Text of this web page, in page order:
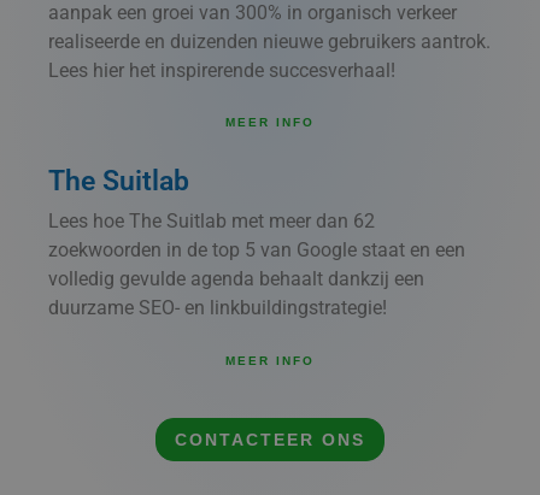
aanpak een groei van 300% in organisch verkeer
realiseerde en duizenden nieuwe gebruikers aantrok.
Lees hier het inspirerende succesverhaal!
MEER INFO
The Suitlab
Lees hoe The Suitlab met meer dan 62
zoekwoorden in de top 5 van Google staat en een
volledig gevulde agenda behaalt dankzij een
duurzame SEO- en linkbuildingstrategie!
MEER INFO
CONTACTEER ONS